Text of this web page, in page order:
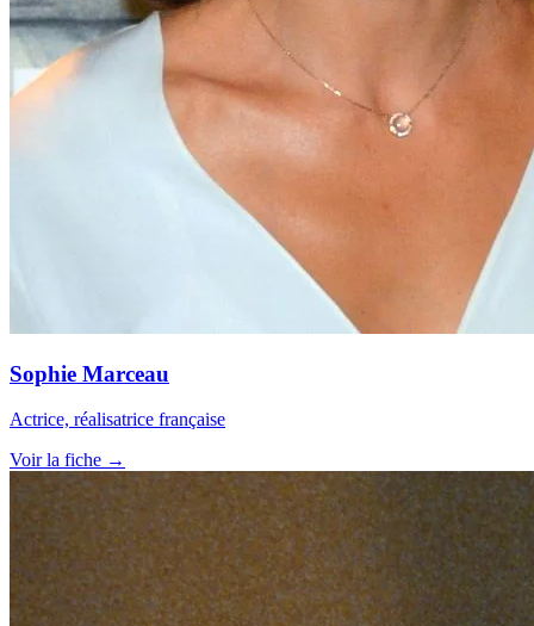
Sophie Marceau
Actrice, réalisatrice française
Voir la fiche →